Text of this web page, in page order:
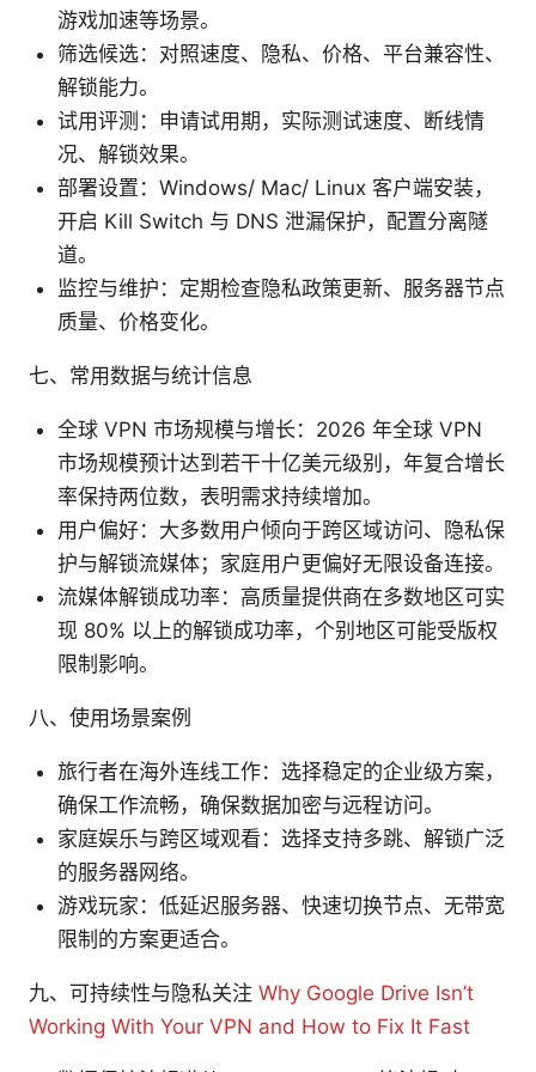
游戏加速等场景。
筛选候选：对照速度、隐私、价格、平台兼容性、
解锁能力。
试用评测：申请试用期，实际测试速度、断线情
况、解锁效果。
部署设置：Windows/ Mac/ Linux 客户端安装，
开启 Kill Switch 与 DNS 泄漏保护，配置分离隧
道。
监控与维护：定期检查隐私政策更新、服务器节点
质量、价格变化。
七、常用数据与统计信息
全球 VPN 市场规模与增长：2026 年全球 VPN
市场规模预计达到若干十亿美元级别，年复合增长
率保持两位数，表明需求持续增加。
用户偏好：大多数用户倾向于跨区域访问、隐私保
护与解锁流媒体；家庭用户更偏好无限设备连接。
流媒体解锁成功率：高质量提供商在多数地区可实
现 80% 以上的解锁成功率，个别地区可能受版权
限制影响。
八、使用场景案例
旅行者在海外连线工作：选择稳定的企业级方案，
确保工作流畅，确保数据加密与远程访问。
家庭娱乐与跨区域观看：选择支持多跳、解锁广泛
的服务器网络。
游戏玩家：低延迟服务器、快速切换节点、无带宽
限制的方案更适合。
九、可持续性与隐私关注 Why Google Drive Isn’t
Working With Your VPN and How to Fix It Fast